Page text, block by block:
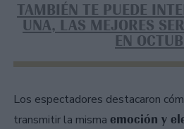
TAMBIÉN TE PUEDE
UNA, LAS MEJORES
EN
Los espectadores destacaron
transmitir la misma emoción y